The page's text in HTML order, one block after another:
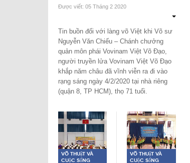
Được viết: 05 Tháng 2 2020
Tin buồn đối với làng võ Việt khi Võ sư
Nguyễn Văn Chiếu – Chánh chưởng
quản môn phái Vovinam Việt Võ Đạo,
người truyền lửa Vovinam Việt Võ Đạo
khắp năm châu đã vĩnh viễn ra đi vào
rạng sáng ngày 4/2/2020 tại nhà riêng
(quận 8, TP HCM), thọ 71 tuổi.
Võ thuật và
Cuộc sống
Võ thuật và
Cuộc sống